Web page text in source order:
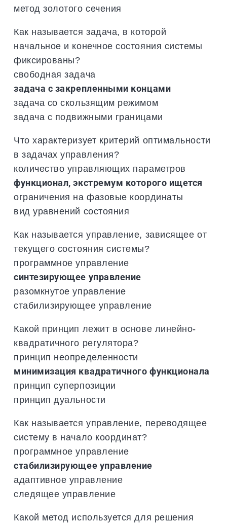
метод золотого сечения
Как называется задача, в которой
начальное и конечное состояния системы
фиксированы?
свободная задача
задача с закрепленными концами
задача со скользящим режимом
задача с подвижными границами
Что характеризует критерий оптимальности
в задачах управления?
количество управляющих параметров
функционал, экстремум которого ищется
ограничения на фазовые координаты
вид уравнений состояния
Как называется управление, зависящее от
текущего состояния системы?
программное управление
синтезирующее управление
разомкнутое управление
стабилизирующее управление
Какой принцип лежит в основе линейно-
квадратичного регулятора?
принцип неопределенности
минимизация квадратичного функционала
принцип суперпозиции
принцип дуальности
Как называется управление, переводящее
систему в начало координат?
программное управление
стабилизирующее управление
адаптивное управление
следящее управление
Какой метод используется для решения